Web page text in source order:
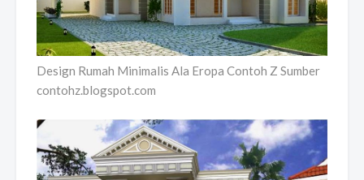
Design Rumah Minimalis Ala Eropa Contoh Z Sumber
contohz.blogspot.com